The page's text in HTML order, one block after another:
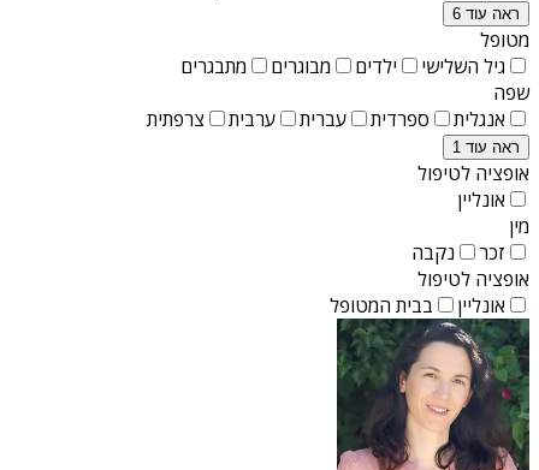
ראה עוד 6
מטופל
גיל השלישי
ילדים מבוגרים
מתבגרים
שפה
אנגלית
ספרדית עברית ערבית צרפתית
ראה עוד 1
אופציה לטיפול
אונליין
מין
זכר
נקבה
אופציה לטיפול
אונליין
בבית המטופל